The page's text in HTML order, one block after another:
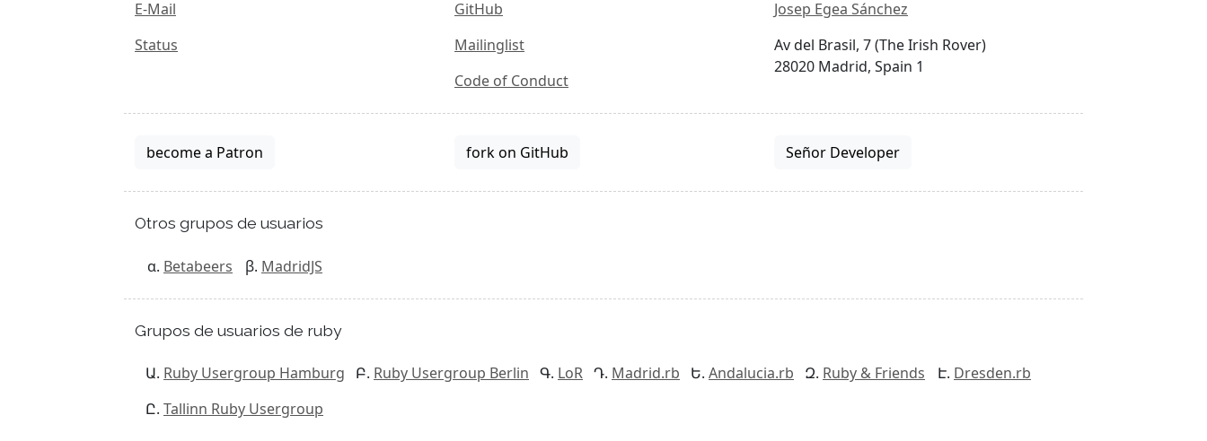
E-Mail
Status
GitHub
Mailinglist
Code of Conduct
Josep Egea Sánchez
Av del Brasil, 7 (The Irish Rover)
28020 Madrid, Spain 1
become a Patron fork on GitHub Señor Developer
Otros grupos de usuarios
Betabeers MadridJS
Grupos de usuarios de ruby
Ruby Usergroup Hamburg Ruby Usergroup Berlin LoR Madrid.rb Andalucia.rb Ruby & Friends
Dresden.rb
Tallinn Ruby Usergroup